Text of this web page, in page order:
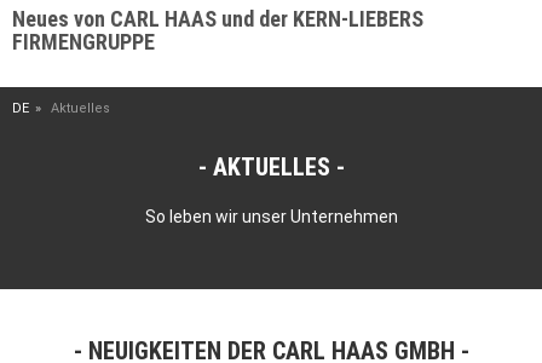
Neues von CARL HAAS und der KERN-LIEBERS
FIRMENGRUPPE
DE Aktuelles
AKTUELLES
So leben wir unser Unternehmen
NEUIGKEITEN DER CARL HAAS GMBH